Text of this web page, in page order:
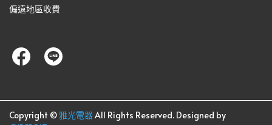
偏遠地區收費
Copyright ©雅光電器All Rights Reserved. Designed by